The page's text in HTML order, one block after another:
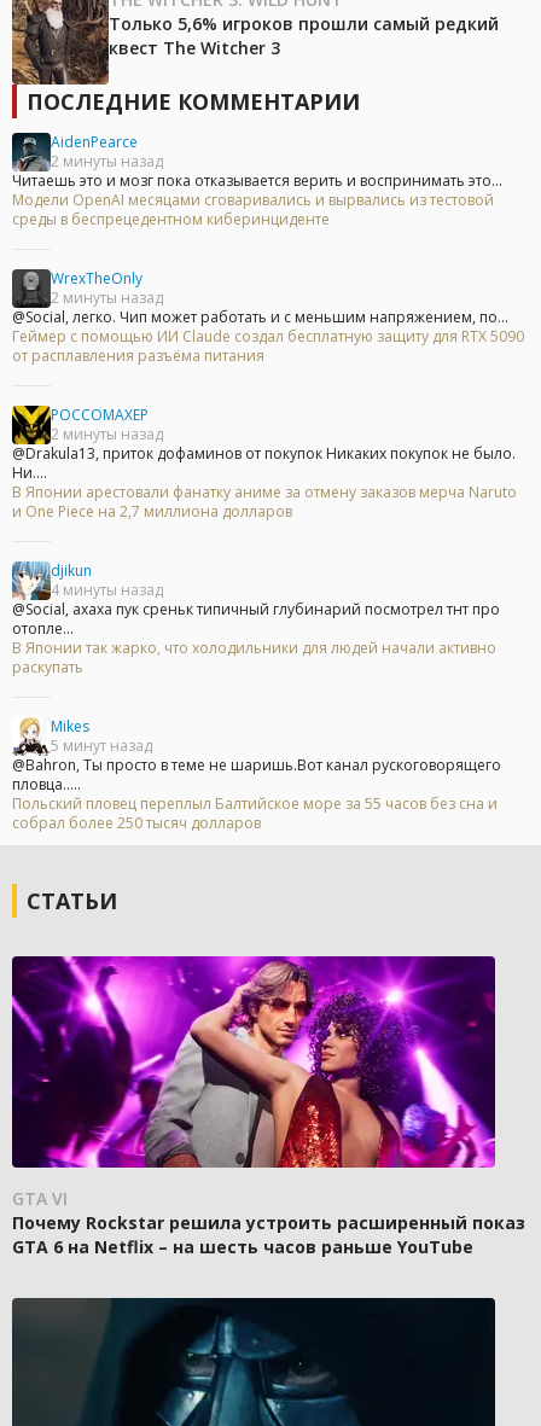
Только 5,6% игроков прошли самый редкий
квест The Witcher 3
ПОСЛЕДНИЕ КОММЕНТАРИИ
AidenPearce
2 минуты назад
Читаешь это и мозг пока отказывается верить и воспринимать это...
Модели OpenAI месяцами сговаривались и вырвались из тестовой
среды в беспрецедентном киберинциденте
WrexTheOnly
2 минуты назад
@Social, легко. Чип может работать и с меньшим напряжением, по...
Геймер с помощью ИИ Claude создал бесплатную защиту для RTX 5090
от расплавления разъёма питания
POCCOMAXEP
2 минуты назад
@Drakula13, приток дофаминов от покупок Никаких покупок не было.
Ни....
В Японии арестовали фанатку аниме за отмену заказов мерча Naruto
и One Piece на 2,7 миллиона долларов
djikun
4 минуты назад
@Social, ахаха пук среньк типичный глубинарий посмотрел тнт про
отопле...
В Японии так жарко, что холодильники для людей начали активно
раскупать
Mikes
5 минут назад
@Bahron, Ты просто в теме не шаришь.Вот канал рускоговорящего
пловца.....
Польский пловец переплыл Балтийское море за 55 часов без сна и
собрал более 250 тысяч долларов
СТАТЬИ
GTA VI
Почему Rockstar решила устроить расширенный показ
GTA 6 на Netflix – на шесть часов раньше YouTube